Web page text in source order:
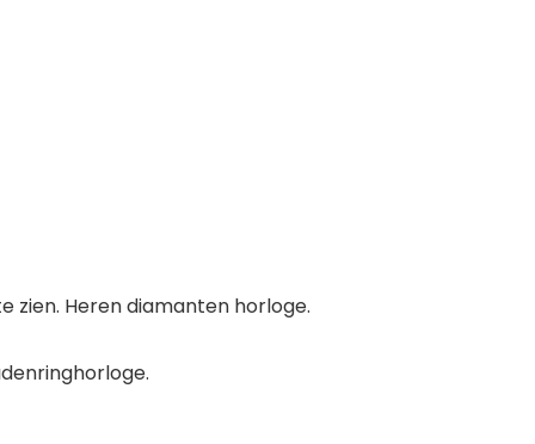
zien. Heren diamanten horloge.